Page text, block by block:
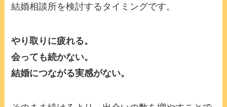
結婚相談所を検討するタイミングです。
やり取りに疲れる。
会っても続かない。
結婚につながる実感がない。